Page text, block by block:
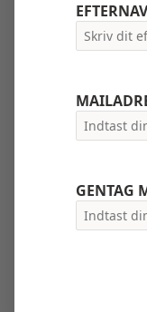
GENTAG